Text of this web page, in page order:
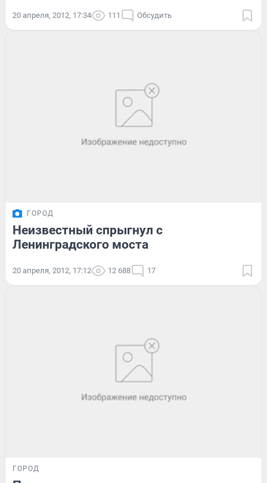
20 апреля, 2012, 17:34 111 Обсудить
ГОРОД
Неизвестный спрыгнул с
Ленинградского моста
20 апреля, 2012, 17:12 12 688 17
ГОРОД